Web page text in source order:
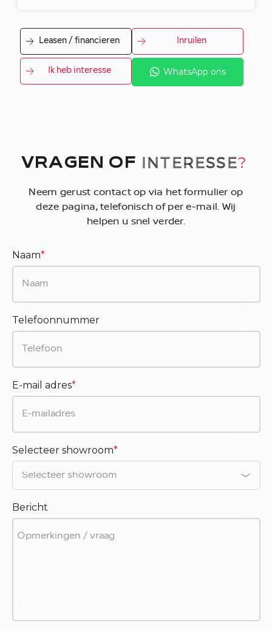
Leasen / financieren Inruilen
Ik heb interesse WhatsApp ons
VRAGEN OF INTERESSE?
Neem gerust contact op via het formulier op
deze pagina, telefonisch of per e-mail. Wij
helpen u snel verder.
Naam*
Telefoonnummer
E-mail adres*
Selecteer showroom*
Bericht